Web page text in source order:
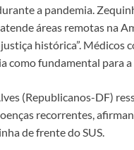
a pandemia.
áreas remotas na
histórica”.
como fundamental para
(Republicanos-DF)
recorrentes,
de frente do SUS.